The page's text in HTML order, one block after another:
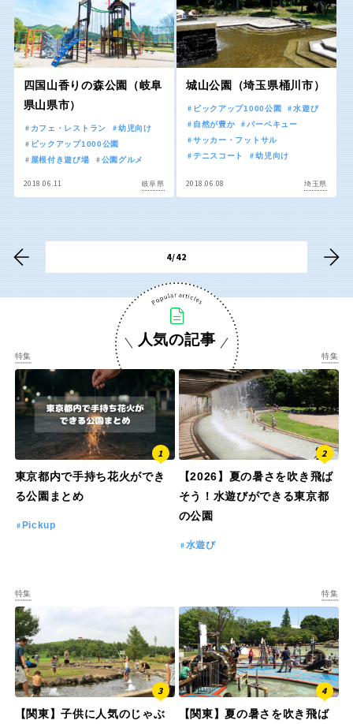
香川 愛媛
高知
九州・沖縄
特徴で探す
四国山香りの森公園（岐阜
県山県市）
カフェ・レストラン
幼児向け
ピックアップ1000公園
屋根付き遊び場
公園グルメ
2018.06.11 岐阜県
城山公園（埼玉県桶川市）
ピックアップ1000公園
水遊び
自然が豊か
バーベキュー
サッカー・フットサル
テニスコート
幼児向け
2018.06.08 埼玉県
4/42
人気の記事
特集
東京都内で手持ち花火ができ
る公園まとめ
Pickup
特集
【2026】夏の暑さを吹き飛ば
そう！水遊びができる東京都
の公園
水遊び
特集
【関東】子供に人気のじゃぶ
特集
【関東】夏の暑さを吹き飛ば